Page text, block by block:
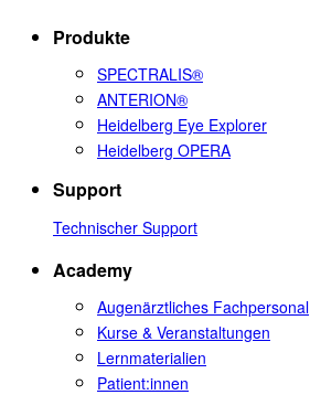
Produkte
SPECTRALIS®
ANTERION®
Heidelberg Eye Explorer
Heidelberg OPERA
Support
Technischer Support
Academy
Augenärztliches Fachpersonal
Kurse & Veranstaltungen
Lernmaterialien
Patient:innen